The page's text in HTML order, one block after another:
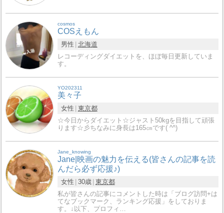
cosmos
COSえもん
男性 北海道
レコーディングダイエットを、ほぼ毎日更新していま
す。
YO202311
美々子
女性 東京都
☆今日からダイエット☆ジャスト50kgを目指して頑張
ります☆彡ちなみに身長は165㎝です( ^^)
Jane_knowing
Jane|映画の魅力を伝える(皆さんの記事を読
んだら必ず応援♪)
女性 30歳 東京都
私が皆さんの記事にコメントした時は「ブログ訪問+は
てなブックマーク、ランキング応援」をしておりま
す。↓以下、プロフィ…